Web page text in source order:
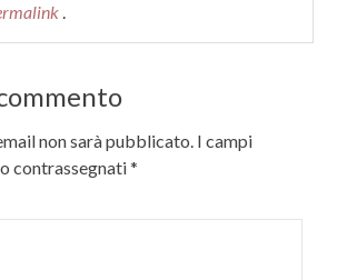
.
non sarà pubblicato. I campi
contrassegnati*